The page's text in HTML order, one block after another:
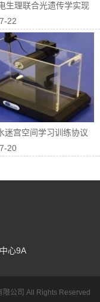
生理联合光遗传学实现
因果...
22
迷宫空间学习训练协议
20
心9A
公司 All Rights Reserved